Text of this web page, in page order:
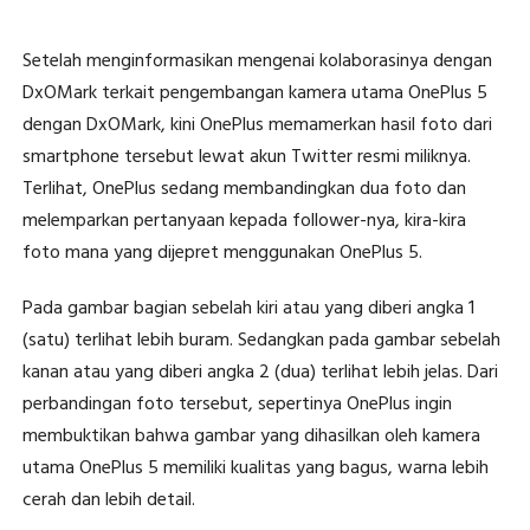
Setelah menginformasikan mengenai kolaborasinya dengan
DxOMark terkait pengembangan kamera utama OnePlus 5
dengan DxOMark, kini OnePlus memamerkan hasil foto dari
smartphone tersebut lewat akun Twitter resmi miliknya.
Terlihat, OnePlus sedang membandingkan dua foto dan
melemparkan pertanyaan kepada follower-nya, kira-kira
foto mana yang dijepret menggunakan OnePlus 5.
Pada gambar bagian sebelah kiri atau yang diberi angka 1
(satu) terlihat lebih buram. Sedangkan pada gambar sebelah
kanan atau yang diberi angka 2 (dua) terlihat lebih jelas. Dari
perbandingan foto tersebut, sepertinya OnePlus ingin
membuktikan bahwa gambar yang dihasilkan oleh kamera
utama OnePlus 5 memiliki kualitas yang bagus, warna lebih
cerah dan lebih detail.